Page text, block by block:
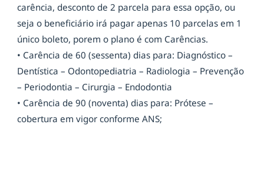
carência, desconto de 2 parcela para essa opção, ou
seja o beneficiário irá pagar apenas 10 parcelas em 1
único boleto, porem o plano é com Carências.
• Carência de 60 (sessenta) dias para: Diagnóstico –
Dentística – Odontopediatria – Radiologia – Prevenção
– Periodontia – Cirurgia – Endodontia
• Carência de 90 (noventa) dias para: Prótese –
cobertura em vigor conforme ANS;